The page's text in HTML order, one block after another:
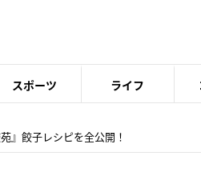
スポーツ ライフ
』餃子レシピを全公開！